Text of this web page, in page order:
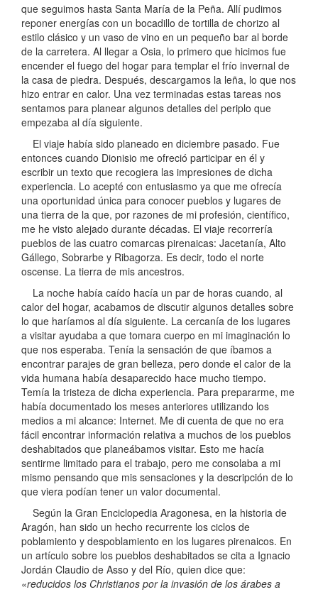
que seguimos hasta Santa María de la Peña. Allí pudimos
reponer energías con un bocadillo de tortilla de chorizo al
estilo clásico y un vaso de vino en un pequeño bar al borde
de la carretera. Al llegar a Osia, lo primero que hicimos fue
encender el fuego del hogar para templar el frío invernal de
la casa de piedra. Después, descargamos la leña, lo que nos
hizo entrar en calor. Una vez terminadas estas tareas nos
sentamos para planear algunos detalles del periplo que
empezaba al día siguiente.
El viaje había sido planeado en diciembre pasado. Fue
entonces cuando Dionisio me ofreció participar en él y
escribir un texto que recogiera las impresiones de dicha
experiencia. Lo acepté con entusiasmo ya que me ofrecía
una oportunidad única para conocer pueblos y lugares de
una tierra de la que, por razones de mi profesión, científico,
me he visto alejado durante décadas. El viaje recorrería
pueblos de las cuatro comarcas pirenaicas: Jacetanía, Alto
Gállego, Sobrarbe y Ribagorza. Es decir, todo el norte
oscense. La tierra de mis ancestros.
La noche había caído hacía un par de horas cuando, al
calor del hogar, acabamos de discutir algunos detalles sobre
lo que haríamos al día siguiente. La cercanía de los lugares
a visitar ayudaba a que tomara cuerpo en mi imaginación lo
que nos esperaba. Tenía la sensación de que íbamos a
encontrar parajes de gran belleza, pero donde el calor de la
vida humana había desaparecido hace mucho tiempo.
Temía la tristeza de dicha experiencia. Para prepararme, me
había documentado los meses anteriores utilizando los
medios a mi alcance: Internet. Me di cuenta de que no era
fácil encontrar información relativa a muchos de los pueblos
deshabitados que planeábamos visitar. Esto me hacía
sentirme limitado para el trabajo, pero me consolaba a mi
mismo pensando que mis sensaciones y la descripción de lo
que viera podían tener un valor documental.
Según la Gran Enciclopedia Aragonesa, en la historia de
Aragón, han sido un hecho recurrente los ciclos de
poblamiento y despoblamiento en los lugares pirenaicos. En
un artículo sobre los pueblos deshabitados se cita a Ignacio
Jordán Claudio de Asso y del Río, quien dice que:
«reducidos los Christianos por la invasión de los árabes a